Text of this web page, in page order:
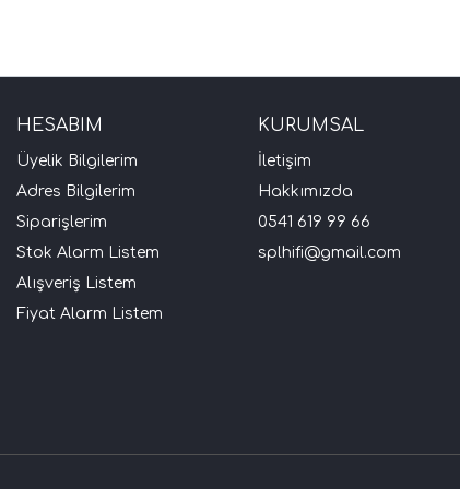
HESABIM
Üyelik Bilgilerim
Adres Bilgilerim
Siparişlerim
Stok Alarm Listem
Alışveriş Listem
Fiyat Alarm Listem
KURUMSAL
İletişim
Hakkımızda
0541 619 99 66
splhifi@gmail.com